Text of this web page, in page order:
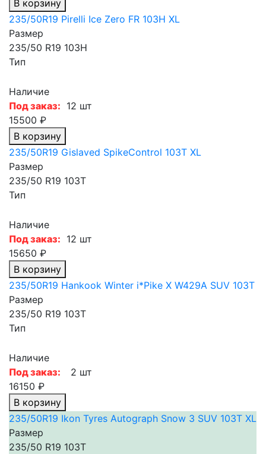
В корзину
235/50R19 Pirelli Ice Zero FR 103H XL
Размер
235/50 R19 103H
Тип
Наличие
Под заказ: 12 шт
15500 ₽
В корзину
235/50R19 Gislaved SpikeControl 103T XL
Размер
235/50 R19 103T
Тип
Наличие
Под заказ: 12 шт
15650 ₽
В корзину
235/50R19 Hankook Winter i*Pike X W429A SUV 103T
Размер
235/50 R19 103T
Тип
Наличие
Под заказ:
2 шт
16150 ₽
В корзину
235/50R19 Ikon Tyres Autograph Snow 3 SUV 103T XL
Размер
235/50 R19 103T